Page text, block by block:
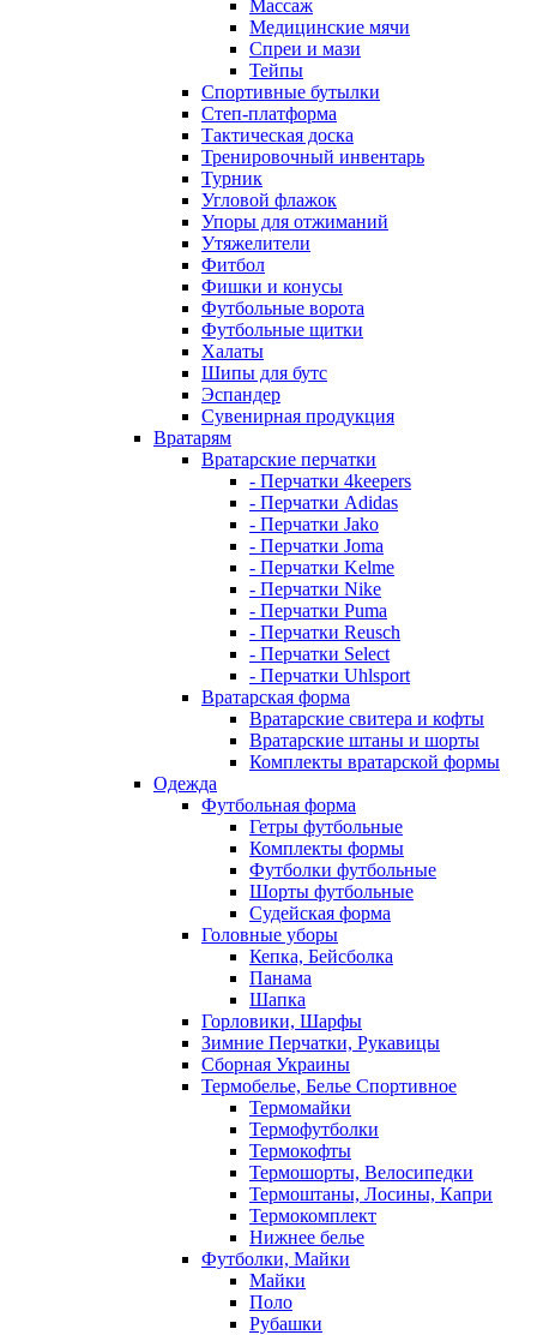
Массаж
Медицинские мячи
Спреи и мази
Тейпы
Спортивные бутылки
Степ-платформа
Тактическая доска
Тренировочный инвентарь
Турник
Угловой флажок
Упоры для отжиманий
Утяжелители
Фитбол
Фишки и конусы
Футбольные ворота
Футбольные щитки
Халаты
Шипы для бутс
Эспандер
Сувенирная продукция
Вратарям
Вратарские перчатки
- Перчатки 4keepers
- Перчатки Adidas
- Перчатки Jako
- Перчатки Joma
- Перчатки Kelme
- Перчатки Nike
- Перчатки Puma
- Перчатки Reusch
- Перчатки Select
- Перчатки Uhlsport
Вратарская форма
Вратарские свитера и кофты
Вратарские штаны и шорты
Комплекты вратарской формы
Одежда
Футбольная форма
Гетры футбольные
Комплекты формы
Футболки футбольные
Шорты футбольные
Судейская форма
Головные уборы
Кепка, Бейсболка
Панама
Шапка
Горловики, Шарфы
Зимние Перчатки, Рукавицы
Сборная Украины
Термобелье, Белье Спортивное
Термомайки
Термофутболки
Термокофты
Термошорты, Велосипедки
Термоштаны, Лосины, Капри
Термокомплект
Нижнее белье
Футболки, Майки
Майки
Поло
Рубашки